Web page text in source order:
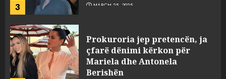
3 MARCH 25, 2025
Prokuroria jep pretencën, ja
çfarë dënimi kërkon për
Mariela dhe Antonela
Berishën